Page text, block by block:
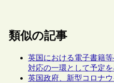
類似の記事
英国における電子書籍
対応の一環として予定
英国政府、新型コロナ